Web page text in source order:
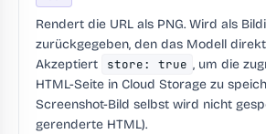
Rendert die URL als PNG. Wird als
zurückgegeben, den das Modell
Akzeptiert
store: true , um die
HTML-Seite in Cloud Storage zu
Screenshot-Bild selbst wird nicht
gerenderte HTML).